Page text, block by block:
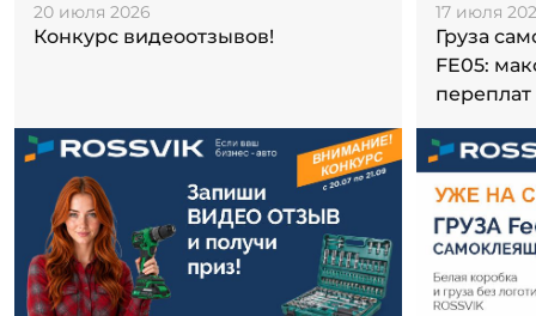
20 июля 2026
Конкурс видеоотзывов!
17 июля
Груза
FE05:
переплат